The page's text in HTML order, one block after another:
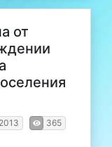
от
365